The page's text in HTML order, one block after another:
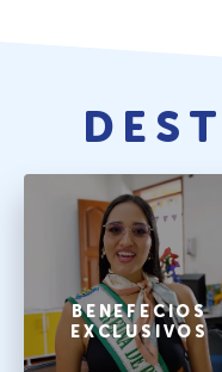
BENEFECIOS
EXCLUSIVOS